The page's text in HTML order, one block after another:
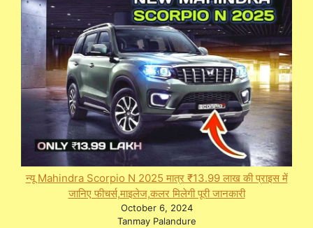
न्यू Mahindra Scorpio N 2025 मात्र ₹13.99 लाख की प्राइस में
जानिए फीचर्स,माइलेज,कलर मिलेगी पूरी जानकारी
October 6, 2024
Tanmay Palandure